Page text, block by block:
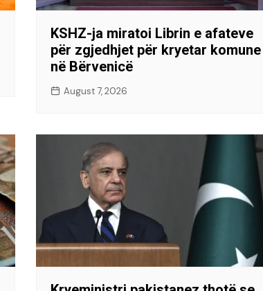
KSHZ-ja miratoi Librin e afateve
për zgjedhjet për kryetar komune
në Bërvenicë
August 7, 2026